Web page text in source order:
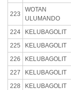
223
WOTAN
ULUMANDO
224 KELUBAGOLIT
225
KELUBAGOLIT
226
KELUBAGOLIT
227
KELUBAGOLIT
228
KELUBAGOLIT